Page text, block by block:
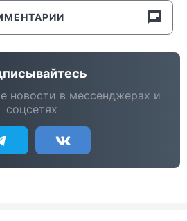
новости в мессенджерах и
соцсетях